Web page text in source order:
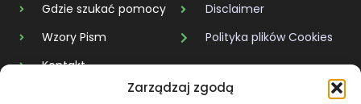
Zarządzaj zgodą
Gdzie szukać pomocy
Wzory Pism
Kontakt
Disclaimer
Polityka plików Cookies